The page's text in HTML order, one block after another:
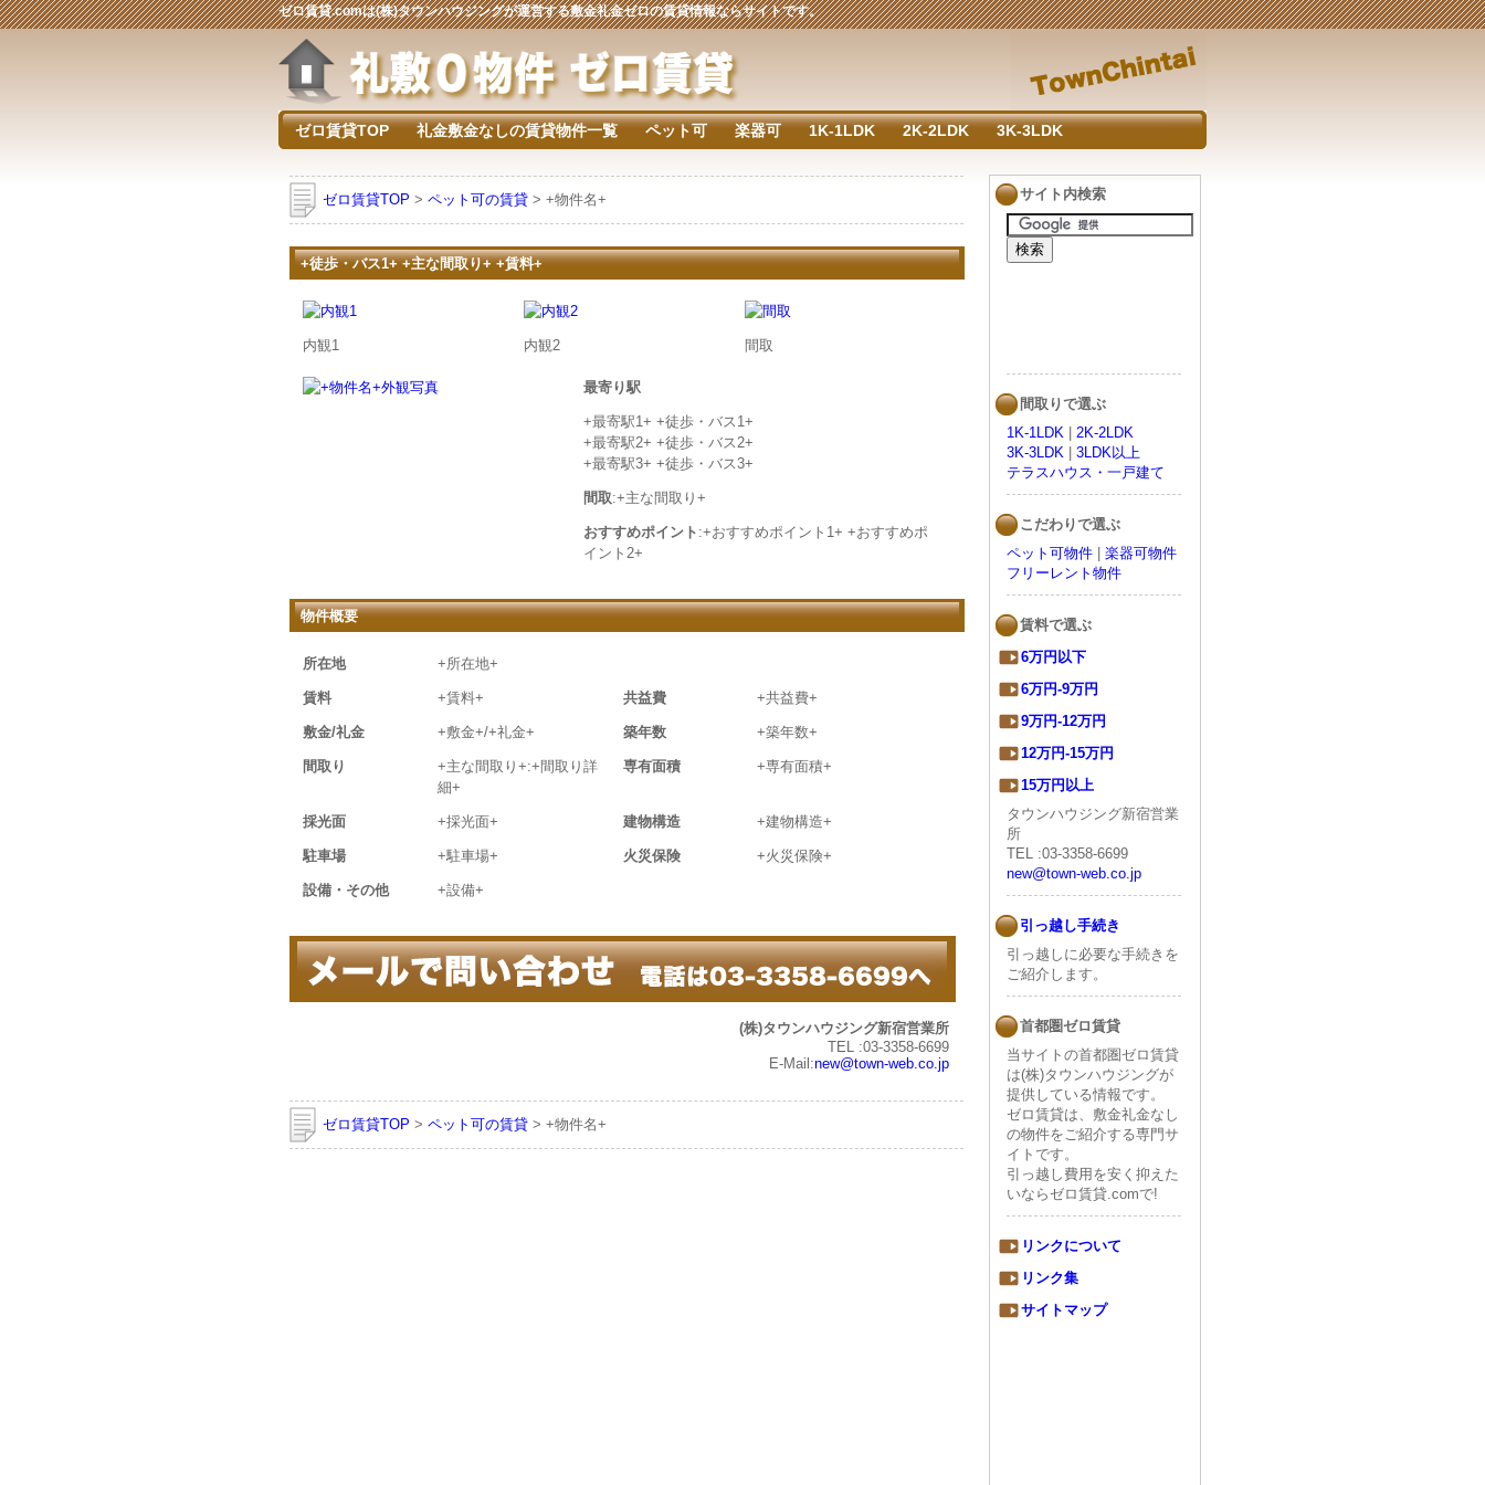
ゼロ賃貸.comは(株)タウンハウジングが運営する敷金礼金ゼロの賃貸情報ならサイトです。
ゼロ賃貸TOP 礼金敷金なしの賃貸物件一覧 ペット可 楽器可 1K-1LDK 2K-2LDK 3K-3LDK
ゼロ賃貸TOP > ペット可の賃貸 > +物件名+
+徒歩・バス1+ +主な間取り+ +賃料+
内観1 内観2 間取
最寄り駅
+最寄駅1+ +徒歩・バス1+
+最寄駅2+ +徒歩・バス2+
+最寄駅3+ +徒歩・バス3+
間取:+主な間取り+
おすすめポイント :+おすすめポイント1+ +おすすめポ
イント2+
物件概要
所在地 +所在地+
賃料 +賃料+ 共益費 +共益費+
敷金/礼金 +敷金+/+礼金+ 築年数 +築年数+
間取り
+主な間取り+:+間取り詳
細+
専有面積 +専有面積+
採光面 +採光面+ 建物構造 +建物構造+
駐車場 +駐車場+ 火災保険 +火災保険+
設備・その他 +設備+
(株)タウンハウジング新宿営業所
TEL :03-3358-6699
E-Mail:new@town-web.co.jp
ゼロ賃貸TOP > ペット可の賃貸 > +物件名+
サイト内検索
間取りで選ぶ
1K-1LDK
2K-2LDK
3K-3LDK
3LDK以上
テラスハウス・一戸建て
こだわりで選ぶ
ペット可物件
楽器可物件
フリーレント物件
賃料で選ぶ
6万円以下
6万円-9万円
9万円-12万円
12万円-15万円
15万円以上
タウンハウジング新宿営業
所
TEL :03-3358-6699
new@town-web.co.jp
引っ越し手続き
引っ越しに必要な手続きを
ご紹介します。
首都圏ゼロ賃貸
当サイトの首都圏ゼロ賃貸
は(株)タウンハウジングが
提供している情報です。
ゼロ賃貸は、敷金礼金なし
の物件をご紹介する専門サ
イトです。
引っ越し費用を安く抑えた
いならゼロ賃貸.comで!
リンクについて
リンク集
サイトマップ